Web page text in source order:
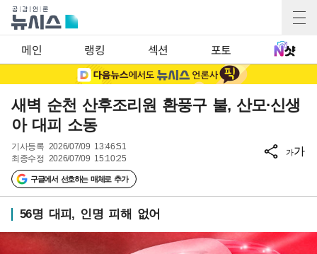
메인 랭킹 섹션 포토
새벽 순천 산후조리원 환풍구 불, 산모·신생
아 대피 소동
기사등록 2026/07/09 13:46:51
최종수정 2026/07/09 15:10:25
구글에서 선호하는 매체로 추가
가가
56명 대피, 인명 피해 없어